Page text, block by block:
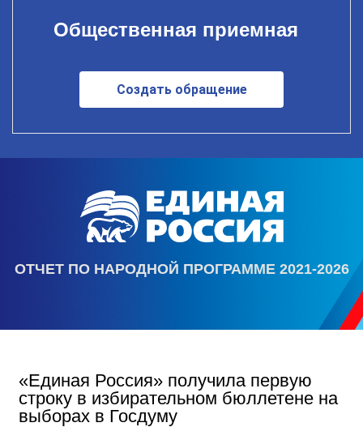
Общественная приемная
Создать обращение
ОТЧЕТ ПО НАРОДНОЙ ПРОГРАММЕ 2021-2026
«Единая Россия» получила первую
строку в избирательном бюллетене на
выборах в Госдуму